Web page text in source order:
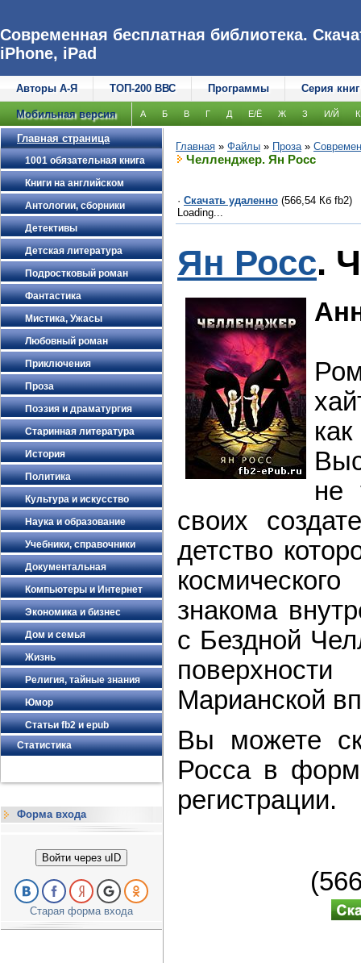
Современная бесплатная библиотека.
iPhone, iPad
Авторы А-Я ТОП-200 ВВС Программы Серия книг
Мобильная версия А Б В Г Д Е/Ё Ж З И/Й К
Главная страница
1001 обязательная книга
Книги на английском
Антологии, сборники
Детективы
Детская литература
Подростковый роман
Фантастика
Мистика, Ужасы
Любовный роман
Приключения
Проза
Поэзия и драматургия
Старинная литература
История
Политика
Культура и искусство
Наука и образование
Учебники, справочники
Документальная
Компьютеры и Интернет
Экономика и бизнес
Дом и семья
Жизнь
Религия, тайные знания
Юмор
Статьи fb2 и epub
Статистика
Форма входа
Войти через uID
Старая форма входа
Главная » Файлы » Проза»
Челленджер. Ян Росс
· Скачать удаленно (566,54 Кб fb2)
Loading...
Ян Росс.
не
своих
детство
знакома
с Бездной
Марианской
Вы можете
Росса в
регистрации.